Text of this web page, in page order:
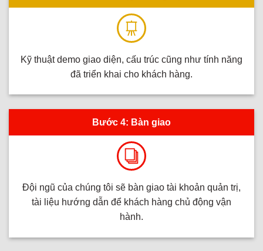
Kỹ thuật demo giao diện, cấu trúc cũng như tính năng
đã triển khai cho khách hàng.
Bước 4: Bàn giao
Đội ngũ của chúng tôi sẽ bàn giao tài khoản quản trị,
tài liệu hướng dẫn để khách hàng chủ động vận
hành.